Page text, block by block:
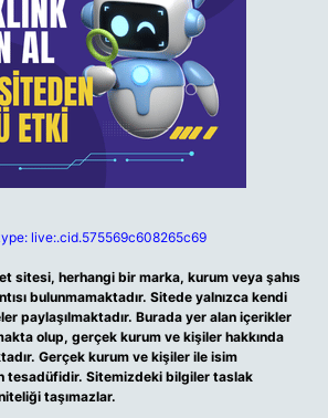
live:.cid.575569c608265c69
sitesi, herhangi bir marka, kurum veya şahıs
bulunmamaktadır. Sitede yalnızca kendi
paylaşılmaktadır. Burada yer alan içerikler
olup, gerçek kurum ve kişiler hakkında
Gerçek kurum ve kişiler ile isim
tesadüfidir. Sitemizdeki bilgiler taslak
taşımazlar.